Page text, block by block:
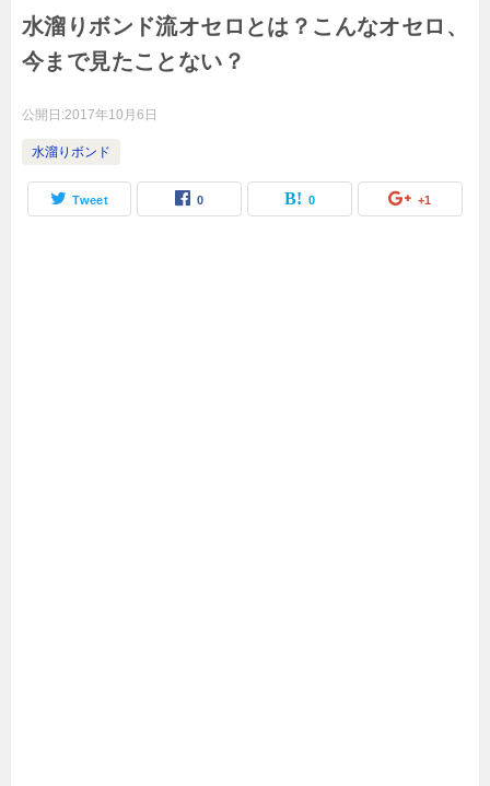
水溜りボンド流オセロとは？こんなオセロ、
今まで見たことない？
公開日:2017年10月6日
水溜りボンド
Tweet 0 0 +1